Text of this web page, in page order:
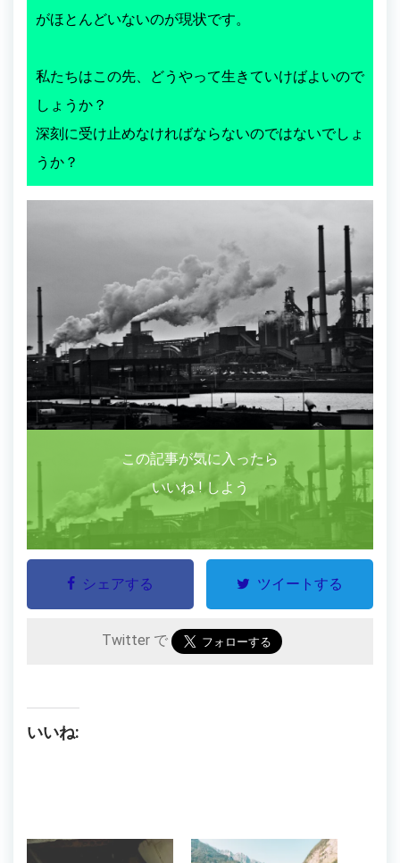
がほとんどいないのが現状です。
私たちはこの先、どうやって生きていけばよいので
しょうか？
深刻に受け止めなければならないのではないでしょ
うか？
この記事が気に入ったら
いいね ! しよう
シェアする ツイートする
Twitter で
いいね: